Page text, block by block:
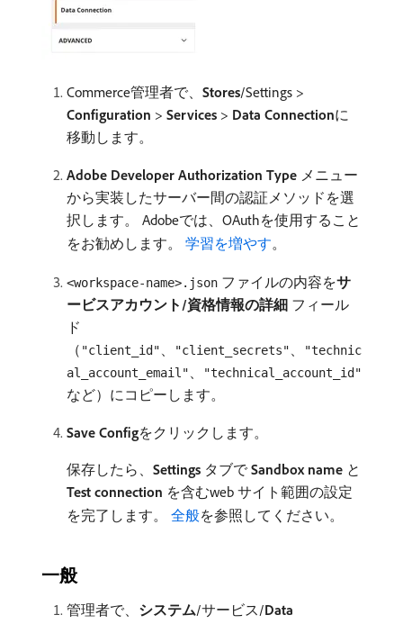
Commerce管理者で、 Stores/Settings >
Configuration > Services > Data Connection​に
移動します。
Adobe Developer Authorization Type メニュー
から実装したサーバー間の認証メソッドを選
択します。 Adobeでは、OAuthを使用すること
をお勧めします。 学習を増やす。
<workspace-name>.json ファイルの内容を​サ
ービスアカウント/資格情報の詳細 フィール
ド
（ "client_id"、 "client_secrets"、
"technic
al_account_email"、 "technical_account_id"
など）にコピーします。
Save Config​をクリックします。
保存したら、 Settings タブで​ Sandbox name ​と​
Test connection ​を含むweb サイト範囲の設定
を完了します。 全般を参照してください。
一般
管理者で、 システム/サービス/Data